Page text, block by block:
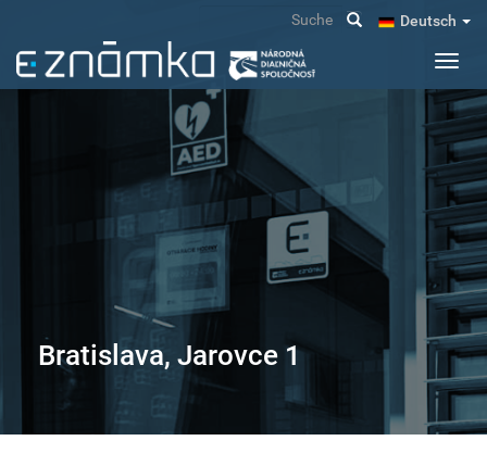
Inhalt
Deutsch
Suche
Bratislava, Jarovce 1